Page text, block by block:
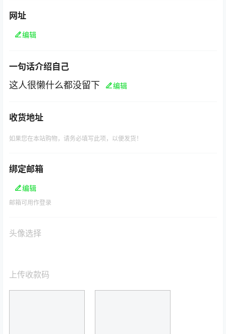
网址
编辑
一句话介绍自己
这人很懒什么都没留下 编辑
收货地址
如果您在本站购物，请务必填写此项，以便发货！
绑定邮箱
编辑
邮箱可用作登录
头像选择
上传收款码